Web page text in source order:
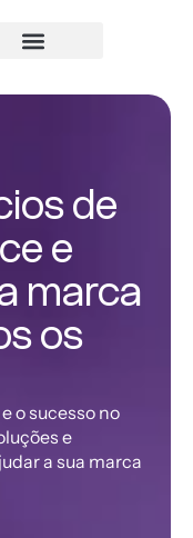
de
e
marca
os
o sucesso no
e
a sua marca